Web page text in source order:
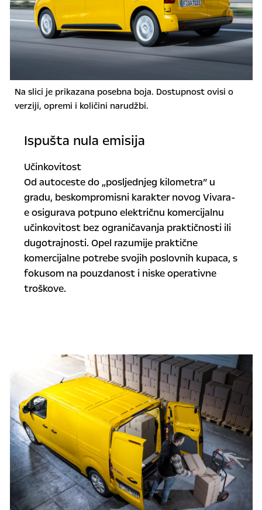
Na slici je prikazana posebna boja. Dostupnost ovisi o
verziji, opremi i količini narudžbi.
Ispušta nula emisija
Učinkovitost
Od autoceste do „posljednjeg kilometra” u
gradu, beskompromisni karakter novog Vivara-
e osigurava potpuno električnu komercijalnu
učinkovitost bez ograničavanja praktičnosti ili
dugotrajnosti. Opel razumije praktične
komercijalne potrebe svojih poslovnih kupaca, s
fokusom na pouzdanost i niske operativne
troškove.